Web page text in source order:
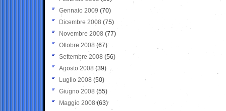
Gennaio 2009 (70)
Dicembre 2008 (75)
Novembre 2008 (77)
Ottobre 2008 (67)
Settembre 2008 (56)
Agosto 2008 (39)
Luglio 2008 (50)
Giugno 2008 (55)
Maggio 2008(63)